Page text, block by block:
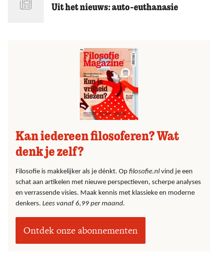
Uit het nieuws: auto-euthanasie
Kan iedereen filosoferen? Wat
denk je zelf?
Filosofie is makkelijker als je dénkt. Op filosofie.nl vind je een
schat aan artikelen met nieuwe perspectieven, scherpe analyses
en verrassende visies. Maak kennis met klassieke en moderne
denkers. Lees vanaf 6,99 per maand.
Ontdek onze abonnementen